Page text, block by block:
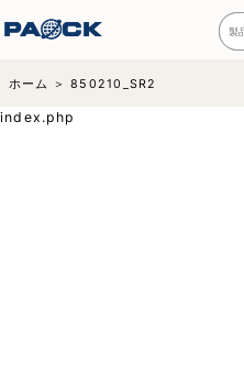
ホーム 850210_SR2
index.php